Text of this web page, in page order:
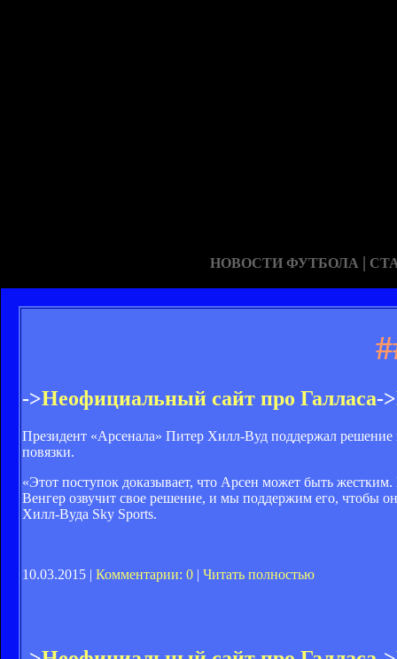
НОВОСТИ ФУТБОЛА |
->Неофициальный сайт про Галласа->
Президент «Арсенала» Питер Хилл-Вуд поддержал решение
повязки.
«Этот поступок доказывает, что Арсен может быть
Венгер озвучит свое решение, и мы поддержим его, чтобы
Хилл-Вуда Sky Sports.
10.03.2015 | Комментарии: 0 | Читать полностью